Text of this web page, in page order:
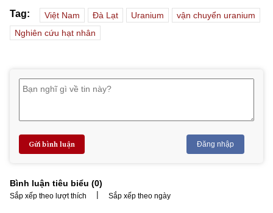
Tag: Việt Nam Đà Lạt Uranium
vận chuyển uranium
Nghiên cứu hạt nhân
Gửi bình luận Đăng nhập
Bình luận tiêu biểu (0)
Sắp xếp theo lượt thích | Sắp xếp theo ngày